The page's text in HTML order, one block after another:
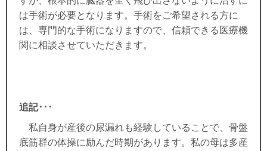
は手術が必要となります。手術をご希望される方に
は、専門的な手術になりますので、信頼できる医療機
関に相談させていただきます。
追記･･･
私自身が産後の尿漏れも経験していることで、骨盤
底筋群の体操に励んだ時期があります。私の母は多産